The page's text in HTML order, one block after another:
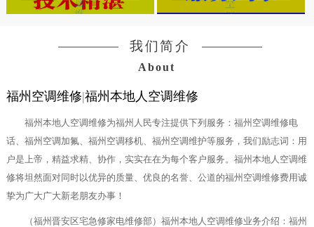
我们简介
About
福州空调维修|福州本地人空调维修
福州本地人空调维修为福州人民专注提供下列服务：福州空调维修电
话、福州空调加氟、福州空调移机、福州空调维护等服务，我们励志词：用
户是上帝，精益求精、协作，实实在在为每个客户服务。福州本地人空调维
修将坦然面对同时以优异的质量、优良的名誉、公道的福州空调维修费用诚
挚为广大广大新老朋友办事！
（福州晋安区宅急修家电维修部）福州本地人空调维修业务介绍：福州